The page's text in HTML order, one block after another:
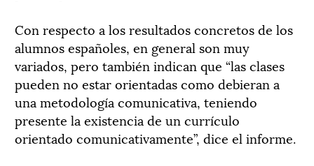
Con respecto a los resultados concretos de los
alumnos españoles, en general son muy
variados, pero también indican que “las clases
pueden no estar orientadas como debieran a
una metodología comunicativa, teniendo
presente la existencia de un currículo
orientado comunicativamente”, dice el informe.